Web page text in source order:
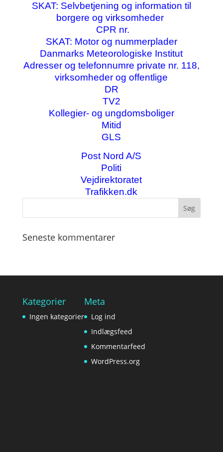
SKAT: Selvbetjening og information til
borgere og virksomheder
CPR nr.
SKAT: Motor og nummerplader
Danmarks Meteorologiske Institut
Adresser og telefonnumre private nr. 118,
virksomheder og offentlige
DR
TV2
Kollegier- og ungdomsboliger
Mitid
GLS
Post Nord A/S
Politi
Vejdirektoratet
Trafikken.dk
Seneste kommentarer
Kategorier
Ingen kategorier
Meta
Log ind
Indlægsfeed
Kommentarfeed
WordPress.org